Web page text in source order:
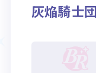
灰焔騎士